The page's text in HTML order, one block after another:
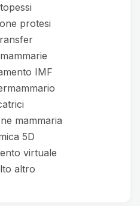
protesi
IMF
mammaria
5D
virtuale
altro